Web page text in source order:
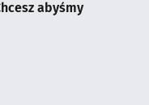
abyśmy